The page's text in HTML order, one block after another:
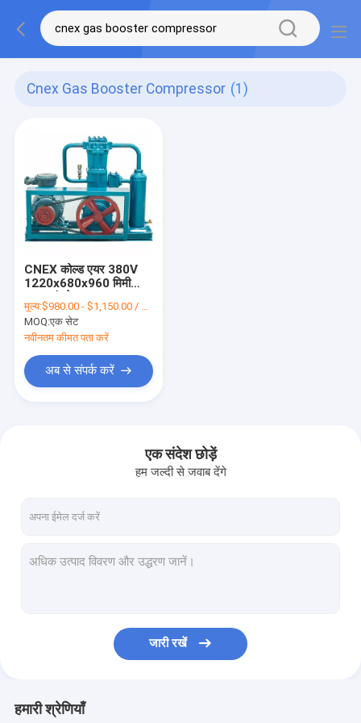
Cnex Gas Booster Compressor (1)
CNEX कोल्ड एयर 380V
1220x680x960 मिमी
मूल्य:$980.00 - $1,150.00 / Set
MOQ:एक सेट
नवीनतम कीमत पता करें
अब से संपर्क करें
एक संदेश छोड़ें
हम जल्दी से जवाब देंगे
जारी रखें
हमारी श्रेणियाँ